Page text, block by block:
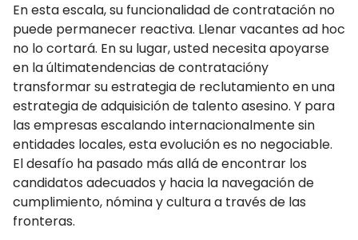
En esta escala, su funcionalidad de contratación no
puede permanecer reactiva. Llenar vacantes ad hoc
no lo cortará. En su lugar, usted necesita apoyarse
en la últimatendencias de contratacióny
transformar su estrategia de reclutamiento en una
estrategia de adquisición de talento asesino. Y para
las empresas escalando internacionalmente sin
entidades locales, esta evolución es no negociable.
El desafío ha pasado más allá de encontrar los
candidatos adecuados y hacia la navegación de
cumplimiento, nómina y cultura a través de las
fronteras.